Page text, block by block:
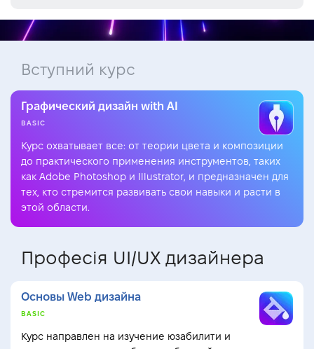
Вступний курс
Графический дизайн with AI
BASIC
Курс охватывает все: от теории цвета и композиции
до практического применения инструментов, таких
как Adobe Photoshop и Illustrator, и предназначен для
тех, кто стремится развивать свои навыки и расти в
этой области.
Професія UI/UX дизайнера
Основы Web дизайна
BASIC
Курс направлен на изучение юзабилити и